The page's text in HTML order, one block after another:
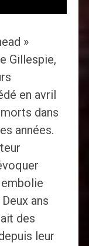
»
Gillespie,
en avril
dans
années.
embolie
ans
des
leur